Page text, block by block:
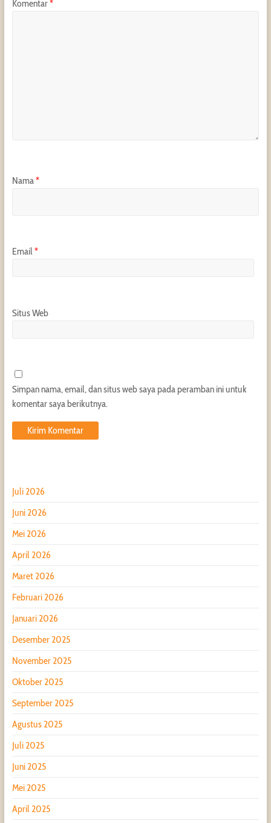
Komentar*
Nama*
Email*
Situs Web
Simpan nama, email, dan situs web saya pada peramban ini untuk
komentar saya berikutnya.
Juli 2026
Juni 2026
Mei 2026
April 2026
Maret 2026
Februari 2026
Januari 2026
Desember 2025
November 2025
Oktober 2025
September 2025
Agustus 2025
Juli 2025
Juni 2025
Mei 2025
April 2025